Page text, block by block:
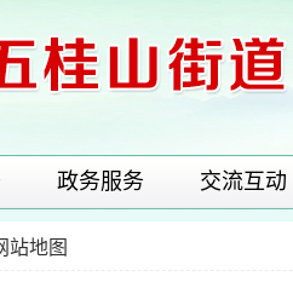
政务服务 交流互动
站地图